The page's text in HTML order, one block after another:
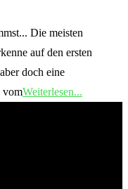
Die meisten
auf den ersten
doch eine
vomWeiterlesen...